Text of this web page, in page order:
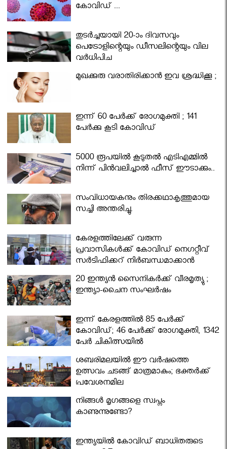
കോവിഡ് ...
തുടർച്ചയായി 20-ാം ദിവസവും
പെട്രോളിന്റെയും ഡീസലിന്റെയും വില
വര്‍ധിപ്പിച്ചു
മുഖക്കുരു വരാതിരിക്കാന്‍ ഇവ ശ്രദ്ധിക്കൂ ;
ഇന്ന് 60 പേർക്ക് രോഗമുക്തി ; 141
പേര്‍ക്കു കൂടി കോവിഡ്
5000 രൂപയിൽ കൂടുതൽ എടിഎമ്മിൽ
നിന്ന് പിൻവലിച്ചാൽ ഫീസ് ഈടാക്കും..
സംവിധായകനും തിരക്കഥാകൃത്തുമായ
സച്ചി അന്തരിച്ചു.
കേരളത്തിലേക്ക് വരുന്ന
പ്രവാസികള്‍ക്ക് കോവിഡ് നെഗറ്റീവ്
സര്‍ട്ടിഫിക്കറ്റ് നിർബന്ധമാക്കാൻ
മന്ത്രിസഭ
20 ഇന്ത്യൻ സൈനികർക്ക് വീരമൃത്യു ;
ഇന്ത്യാ-ചൈന സംഘർഷം
ഇന്ന് കേരളത്തിൽ 85 പേർക്ക്
കോവിഡ്; 46 പേർക്ക് രോഗമുക്തി, 1342
പേർ ചികിത്സയിൽ
ശബരിമലയില്‍ ഈ വർഷത്തെ
ഉത്സവം ചടങ്ങ് മാത്രമാകും; ഭക്തർക്ക്
പ്രവേശനമില്ല
നിങ്ങള്‍ മൃഗങ്ങളെ സ്വപ്നം
കാണുന്നുണ്ടോ?
ഇന്ത്യയിൽ കോവിഡ് ബാധിതരുടെ